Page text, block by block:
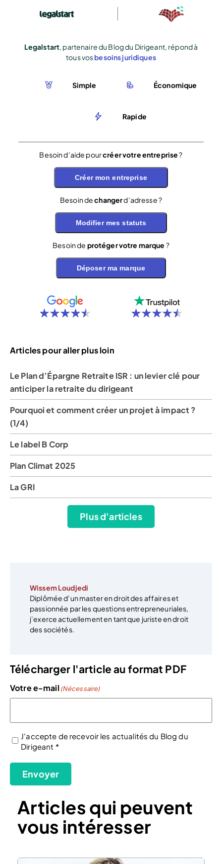
Legalstart, partenaire du Blog du Dirigeant, répond à
tous vosbesoins juridiques
Simple Économique
Rapide
Besoin d’aide pourcréer votre entreprise?
Créer mon entreprise
Besoin dechangerd’adresse ?
Modifier mes statuts
Besoin de protéger votre marque ?
Déposer ma marque
Articles pour aller plus loin
Le Plan d’Épargne Retraite ISR : un levier clé pour
anticiper la retraite du dirigeant
Pourquoi et comment créer un projet à impact ?
(1/4)
Le label B Corp
Plan Climat 2025
La GRI
Plus d'articles
Wissem Loudjedi
Diplômée d’un master en droit des affaires et
passionnée par les questions entrepreneuriales,
j’exerce actuellement en tant que juriste en droit
des sociétés.
Télécharger l'article au format PDF
Votre e-mail (Nécessaire)
(Nécessaire)
J'accepte de recevoir les actualités du Blog du
Dirigeant *
Envoyer
Articles qui peuvent
vous intéresser